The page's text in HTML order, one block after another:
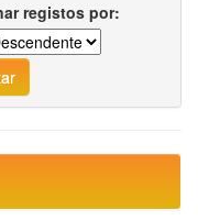
registos por: